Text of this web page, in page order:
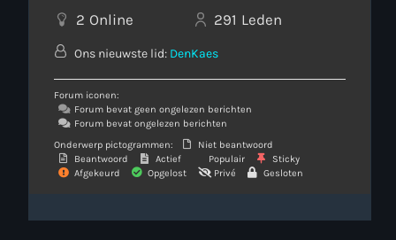
2 Online 291 Leden
Ons nieuwste lid: DenKaes
Forum iconen:
Forum bevat geen ongelezen berichten
Forum bevat ongelezen berichten
Onderwerp pictogrammen:
Niet beantwoord
Beantwoord
Actief Populair
Sticky
Afgekeurd
Opgelost Privé Gesloten